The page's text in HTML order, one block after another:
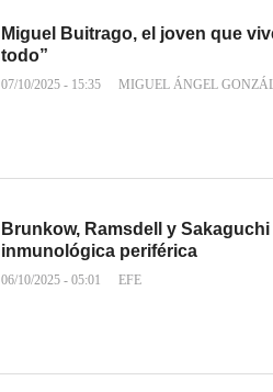
Miguel Buitrago, el joven que
todo”
07/10/2025 - 15:35 MIGUEL ÁNGEL
Brunkow, Ramsdell y
inmunológica periférica
06/10/2025 - 05:01 EFE